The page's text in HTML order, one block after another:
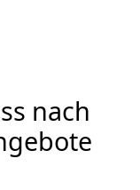
nach